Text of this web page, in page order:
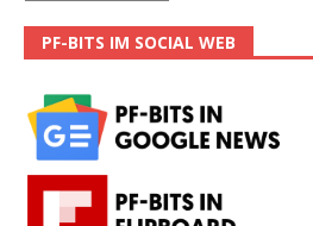
PF-BITS IM SOCIAL WEB